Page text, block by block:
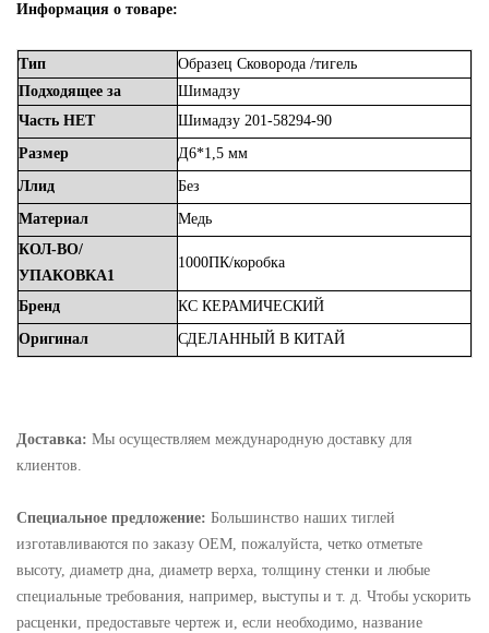
Информация о товаре:
Тип Образец Сковорода /тигель
Подходящее за
Шимадзу
Часть НЕТ Шимадзу 201-58294-90
Размер
Д6*1,5 мм
Ллид
Без
Материал
Медь
КОЛ-ВО/
УПАКОВКА1
1000ПК/коробка
Бренд КС КЕРАМИЧЕСКИЙ
Оригинал
СДЕЛАННЫЙ В КИТАЙ
Доставка: Мы осуществляем международную доставку для
клиентов.
Специальное предложение: Большинство наших тиглей
изготавливаются по заказу OEM, пожалуйста, четко отметьте
высоту, диаметр дна, диаметр верха, толщину стенки и любые
специальные требования, например, выступы и т. д. Чтобы ускорить
расценки, предоставьте чертеж и, если необходимо, название